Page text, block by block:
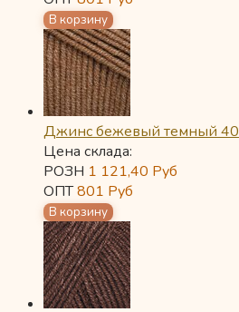
Джинс бежевый темный 40
Цена склада:
РОЗН 1 121,40 Руб
ОПТ801 Руб